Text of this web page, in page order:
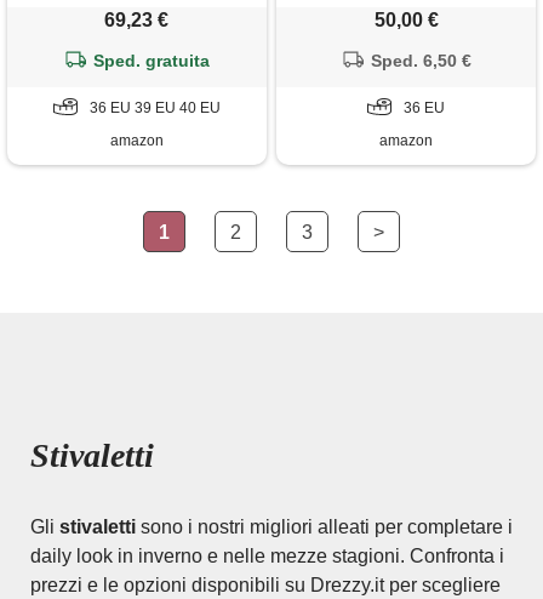
eu
69,23 €
Sped. gratuita
36 EU 39 EU 40 EU
amazon
(nero, sistema taglie calzature
eu, adulto, donna, numero,
media, 36)
50,00 €
Sped. 6,50 €
36 EU
amazon
1 2 3 >
Stivaletti
Gli stivaletti sono i nostri migliori alleati per completare i
daily look in inverno e nelle mezze stagioni. Confronta i
prezzi e le opzioni disponibili su Drezzy.it per scegliere